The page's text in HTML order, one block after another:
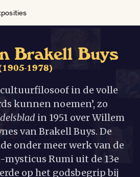
Brakell Buys
1905-1978)
cultuurfilosoof in de volle
kunnen noemen’, zo
in 1951 over Willem
van Brakell Buys. De
onder meer werk van de
mysticus Rumi uit de 13e
op het godsbegrip bij